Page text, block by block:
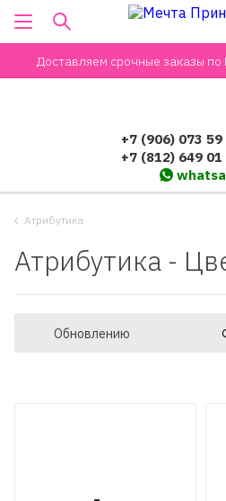
Доставляем срочные заказы по
+7 (906) 073
+7 (812) 649
Атрибутика
Атрибутика -
Обновлению